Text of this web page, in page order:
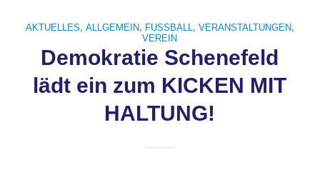
AKTUELLES, ALLGEMEIN, FUSSBALL , VERANSTALTUNGEN,
VEREIN
Demokratie Schenefeld
lädt ein zum KICKEN MIT
HALTUNG!